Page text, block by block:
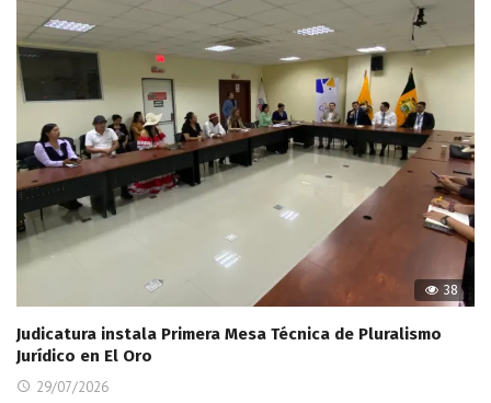
38
Judicatura instala Primera Mesa Técnica de Pluralismo
Jurídico en El Oro
29/07/2026